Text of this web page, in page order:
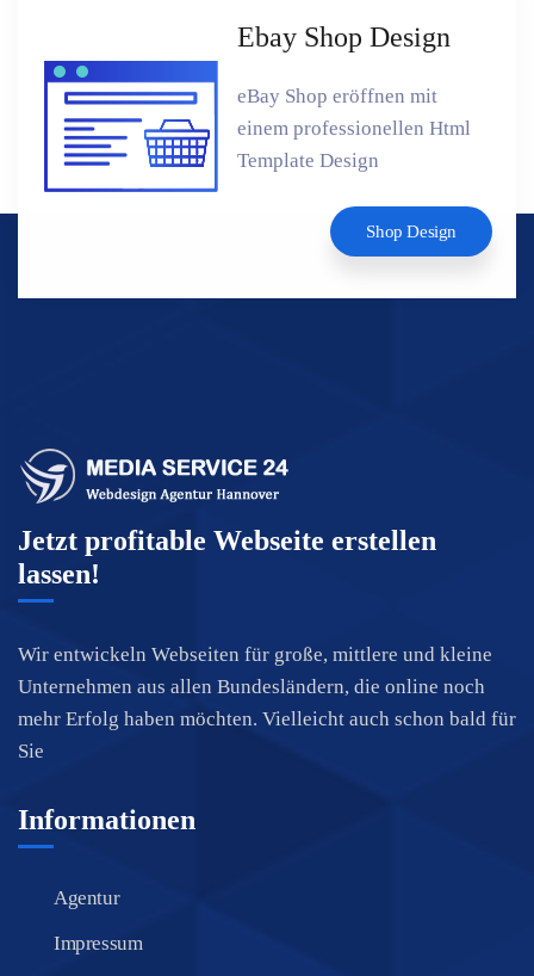
Ebay Shop Design
eBay Shop eröffnen mit
einem professionellen Html
Template Design
Shop Design
Jetzt profitable Webseite erstellen
lassen!
Wir entwickeln Webseiten für große, mittlere und kleine
Unternehmen aus allen Bundesländern, die online noch
mehr Erfolg haben möchten. Vielleicht auch schon bald für
Sie
Informationen
Agentur
Impressum